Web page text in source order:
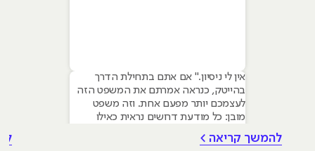
אין לי ניסיון." אם אתם בתחילת הדרך
בהייטק, כנראה אמרתם את המשפט הזה
לעצמכם יותר מפעם אחת. וזה משפט
מובן: כל מודעת דרושים נראית כאילו
כבר נגע במוצר אמיתי, כבר צבר ביטחון.
להמשך קריאה >